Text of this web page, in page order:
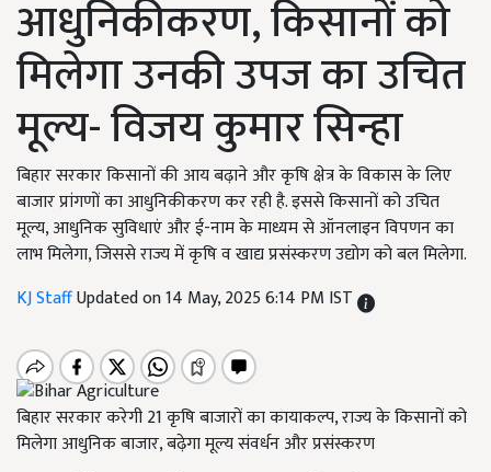
आधुनिकीकरण, किसानों को
मिलेगा उनकी उपज का उचित
मूल्य- विजय कुमार सिन्हा
बिहार सरकार किसानों की आय बढ़ाने और कृषि क्षेत्र के विकास के लिए
बाजार प्रांगणों का आधुनिकीकरण कर रही है. इससे किसानों को उचित
मूल्य, आधुनिक सुविधाएं और ई-नाम के माध्यम से ऑनलाइन विपणन का
लाभ मिलेगा, जिससे राज्य में कृषि व खाद्य प्रसंस्करण उद्योग को बल मिलेगा.
KJ StaffUpdated on 14 May, 2025 6:14 PM IST
बिहार सरकार करेगी 21 कृषि बाजारों का कायाकल्प, राज्य के किसानों को
मिलेगा आधुनिक बाजार, बढ़ेगा मूल्य संवर्धन और प्रसंस्करण